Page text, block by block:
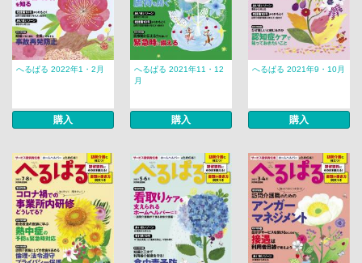
へるぱる 2022年1・2月
購入
へるぱる 2021年11・12
月
購入
へるぱる 2021年9・10月
購入